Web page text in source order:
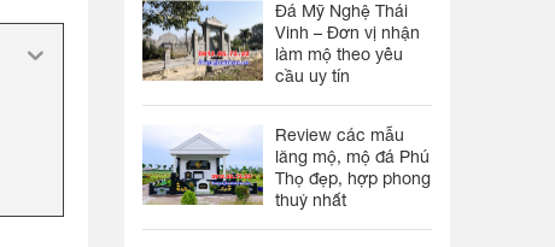
Đá Mỹ Nghệ Thái
Vinh – Đơn vị nhận
làm mộ theo yêu
cầu uy tín
Review các mẫu
lăng mộ, mộ đá Phú
Thọ đẹp, hợp phong
thuỷ nhất